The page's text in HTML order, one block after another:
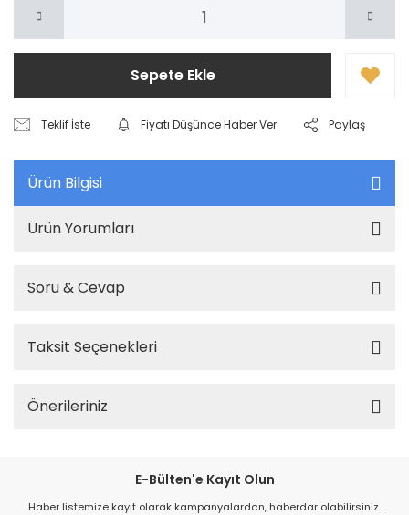
Sepete Ekle
Teklif İste Fiyatı Düşünce Haber Ver Paylaş
Ürün Bilgisi
Ürün Yorumları
Soru & Cevap
Taksit Seçenekleri
Önerileriniz
E-Bülten'e Kayıt Olun
Haber listemize kayıt olarak kampanyalardan, haberdar olabilirsiniz.